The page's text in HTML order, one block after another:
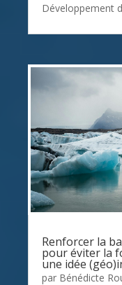
Développement
Renforcer la
pour éviter la
une idée
par Bénédicte